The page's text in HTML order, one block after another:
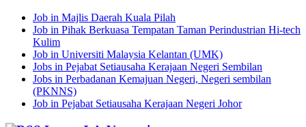
Job in Majlis Daerah Kuala Pilah
Job in Pihak Berkuasa Tempatan Taman Perindustrian Hi-tech
Kulim
Job in Universiti Malaysia Kelantan (UMK)
Jobs in Pejabat Setiausaha Kerajaan Negeri Sembilan
Jobs in Perbadanan Kemajuan Negeri, Negeri sembilan
(PKNNS)
Job in Pejabat Setiausaha Kerajaan Negeri Johor